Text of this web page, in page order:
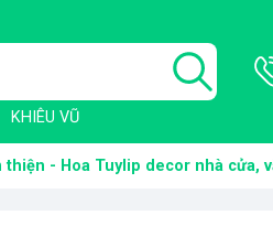
KHIÊU VŨ
- Hoa Tuylip decor nhà cửa,